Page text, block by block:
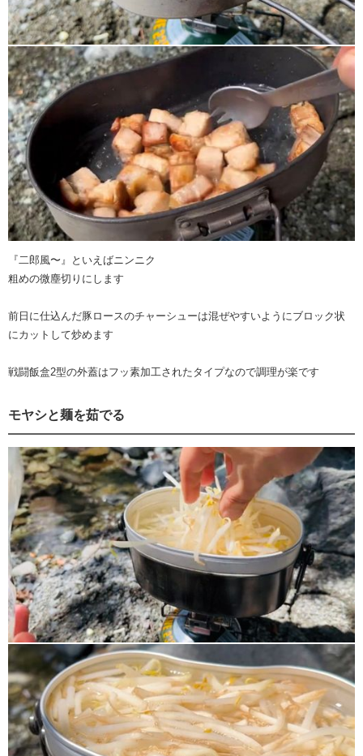
『二郎風〜』といえばニンニク
粗めの微塵切りにします
前日に仕込んだ豚ロースのチャーシューは混ぜやすいようにブロック状
にカットして炒めます
戦闘飯盒2型の外蓋はフッ素加工されたタイプなので調理が楽です
モヤシと麺を茹でる